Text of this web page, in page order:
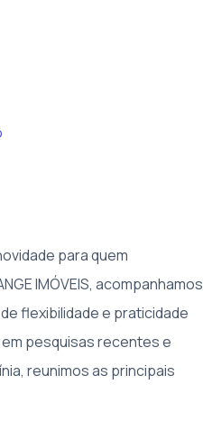
para quem
IMÓVEIS, acompanhamos
flexibilidade e praticidade
em pesquisas recentes e
reunimos as principais